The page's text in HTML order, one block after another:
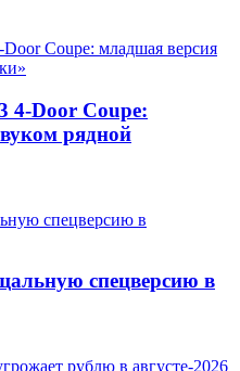
4-Door Coupe:
рядной
спецверсию в